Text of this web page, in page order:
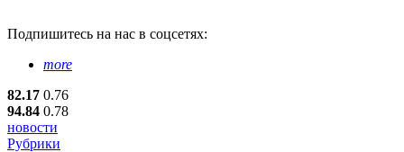
Подпишитесь на нас в соцсетях:
more
82.17 0.76
94.84 0.78
новости
Рубрики